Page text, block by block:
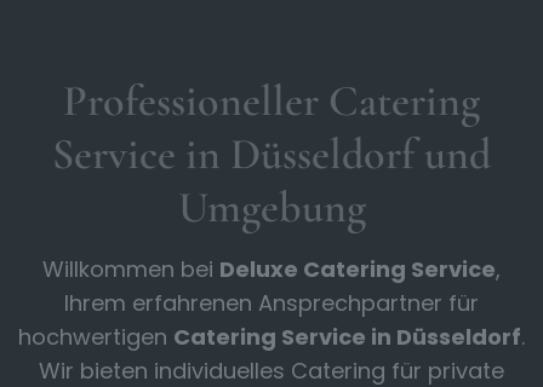
Professioneller Catering
Service in Düsseldorf und
Umgebung
Willkommen bei Deluxe Catering Service,
Ihrem erfahrenen Ansprechpartner für
hochwertigen Catering Service in Düsseldorf.
Wir bieten individuelles Catering für private